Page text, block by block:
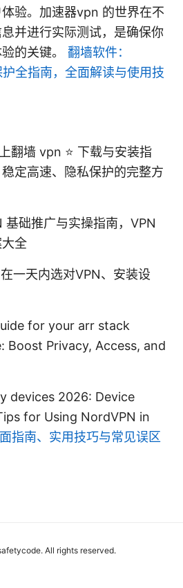
验。加速器vpn 的世界在不
并进行实际测试，是确保你
的关键。 翻墙软件：
全指南，全面解读与使用技
翻墙 vpn ⭐ 下载与安装指
定高速、隐私保护的完整方
基础推广与实操指南，VPN
全
一天内选对VPN、安装设
for your arr stack
Boost Privacy, Access, and
devices 2026: Device
for Using NordVPN in
指南、实用技巧与常见误区
All rights reserved.